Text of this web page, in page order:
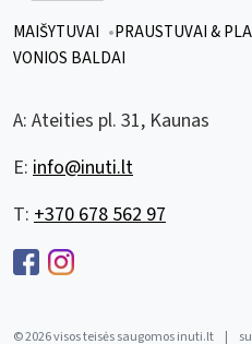
MAIŠYTUVAI PRAUSTUVAI &
VONIOS BALDAI
A: Ateities pl. 31, Kaunas
E: info@inuti.lt
T: +370 678 562 97
© 2026 visos teisės saugomos inuti.lt |